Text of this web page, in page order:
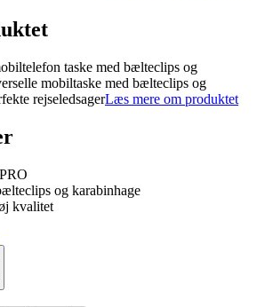
taske med bælteclips og
mobiltaske med bælteclips og
rejseledsagerLæs mere om produktet
og karabinhage
kvalitet